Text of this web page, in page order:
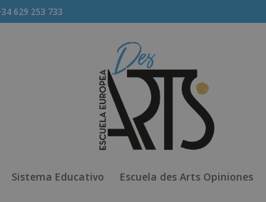
629 253 733
Sistema Educativo Escuela des Arts Opiniones